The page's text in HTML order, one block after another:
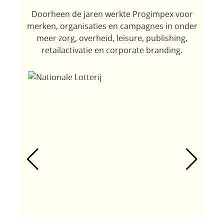
Doorheen de jaren werkte Progimpex voor
merken, organisaties en campagnes in onder
meer zorg, overheid, leisure, publishing,
retailactivatie en corporate branding.